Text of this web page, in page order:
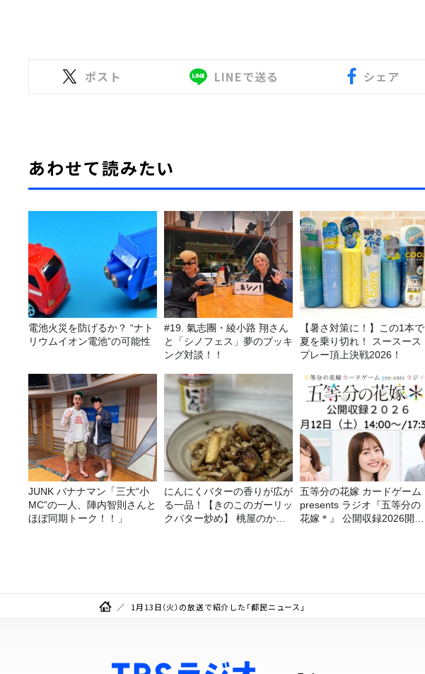
ポスト LINEで送る シェア
あわせて読みたい
電池火災を防げるか？ “ナト
リウムイオン電池”の可能性
#19. 氣志團・綾小路 翔さん
と「シノフェス」夢のブッキ
ング対談！！
【暑さ対策に！】この1本で
夏を乗り切れ！ スースース
プレー頂上決戦2026！
JUNK バナナマン「三大“小
MC”の一人、陣内智則さんと
ほぼ同期トーク！！」
にんにくバターの香りが広が
る一品！【きのこのガーリッ
クバター炒め】 桃屋のかん
五等分の花嫁 カードゲーム
presents ラジオ『五等分の
花嫁＊』 公開収録2026開催
1月13日（火）の放送で紹介した「都民ニュース」